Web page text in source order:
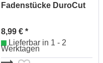
Fadenstücke DuroCut
8,99 € *
Lieferbar in 1 - 2
Werktagen